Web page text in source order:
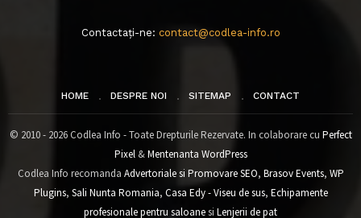
Contactați-ne: contact@codlea-info.ro
HOME DESPRE NOI SITEMAP CONTACT
© 2010 - 2026 Codlea Info - Toate Drepturile Rezervate. In colaborare cu Perfect
Pixel&Mentenanta WordPress
Codlea Info recomanda Advertoriale si Promovare SEO, Brasov Events, WP
Plugins, Sali Nunta Romania, Casa Edy - Viseu de sus, Echipamente
profesionale pentru saloanesi Lenjerii de pat